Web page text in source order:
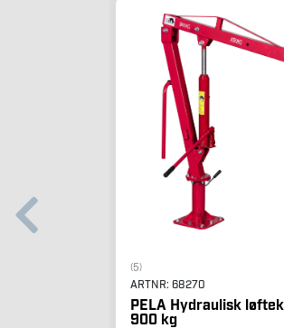
(5)
ARTNR: 68270
PELA Hydraulisk
900 kg